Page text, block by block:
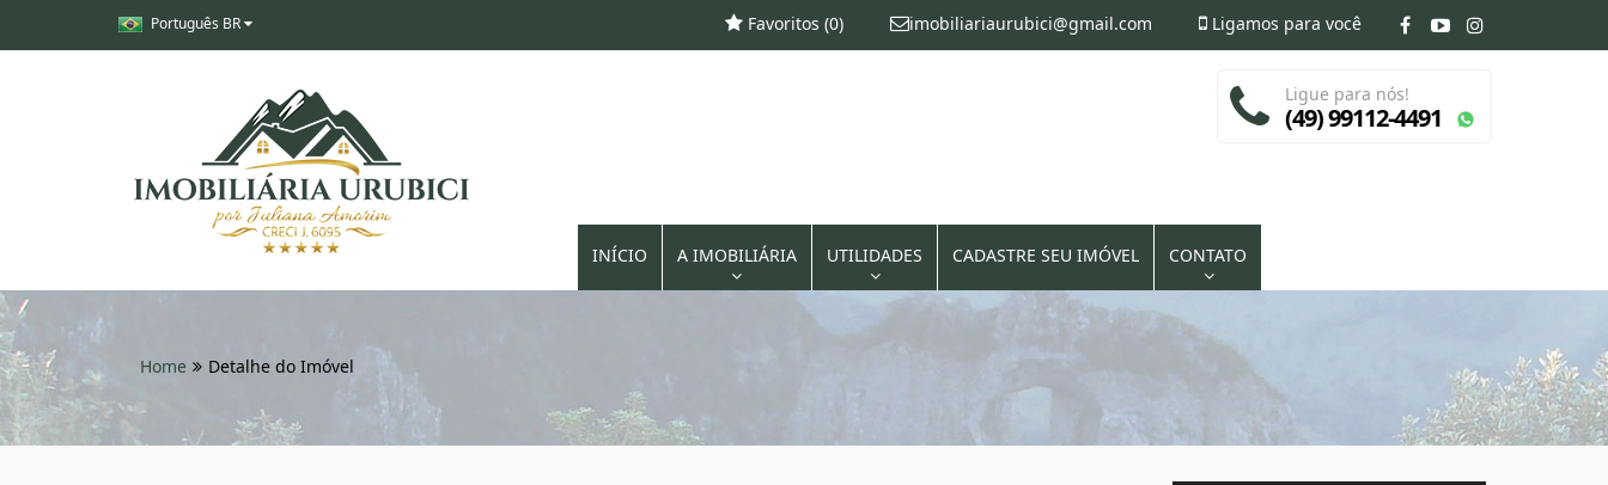
Português BR Ligamos para você
imobiliariaurubici@gmail.com
Favoritos (0)
INÍCIO A IMOBILIÁRIA UTILIDADES CADASTRE SEU IMÓVEL CONTATO
Ligue para nós!
(49) 99112-4491
Home Detalhe do Imóvel